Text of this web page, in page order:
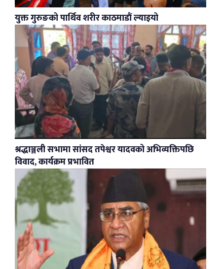
युक्त गुरुङको पार्थिव शरीर काठमाडौं ल्याइयो
श्रद्धाञ्जली सभामा सांसद तपेश्वर यादवको अभिव्यक्तिपछि
विवाद, कार्यक्रम प्रभावित